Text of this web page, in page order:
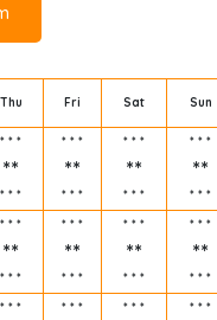
Thu Fri Sat Sun
* * *
**
* * *
* * *
**
* * *
* * *
**
* * *
* * *
**
* * *
* * *
**
* * *
* * *
**
* * *
* * *
**
* * *
* * *
**
* * *
* * * * * * * * * * * *